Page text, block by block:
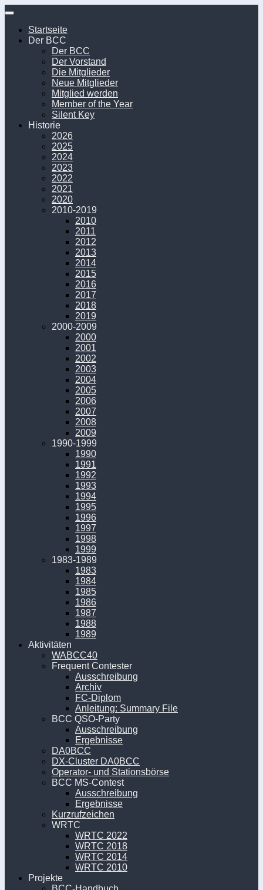
Unter
Inhalt
Startseite
Der BCC
Der BCC
Der Vorstand
Die Mitglieder
Neue Mitglieder
Mitglied werden
Member of the Year
Silent Key
Historie
2026
2025
2024
2023
2022
2021
2020
2010-2019
2010
2011
2012
2013
2014
2015
2016
2017
2018
2019
2000-2009
2000
2001
2002
2003
2004
2005
2006
2007
2008
2009
1990-1999
1990
1991
1992
1993
1994
1995
1996
1997
1998
1999
1983-1989
1983
1984
1985
1986
1987
1988
1989
Aktivitäten
WABCC40
Frequent Contester
Ausschreibung
Archiv
FC-Diplom
Anleitung: Summary File
BCC QSO-Party
Ausschreibung
Ergebnisse
DA0BCC
DX-Cluster DA0BCC
Operator- und Stationsbörse
BCC MS-Contest
Ausschreibung
Ergebnisse
Kurzrufzeichen
WRTC
WRTC 2022
WRTC 2018
WRTC 2014
WRTC 2010
Projekte